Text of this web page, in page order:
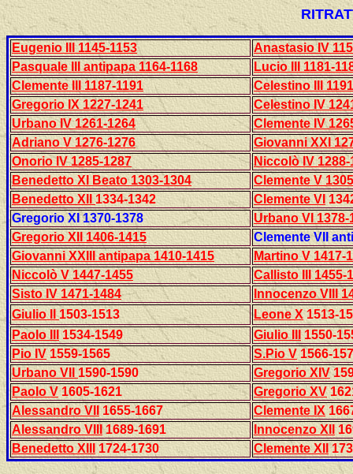
Eugenio III 1145-1153
Anastasio IV
Pasquale III antipapa 1164-1168
Lucio III 1181-
Clemente III 1187-1191
Celestino III
Gregorio IX 1227-1241
Celestino IV
Urbano IV 1261-1264
Clemente IV
Adriano V 1276-1276
Giovanni XXI
Onorio IV 1285-1287
Niccolò IV 1288-
Benedetto XI Beato 1303-1304
Clemente V
Benedetto XII 1334-1342 Clemente VI
Gregorio XI 1370-1378
Urbano VI 1378-
Gregorio XII 1406-1415
Clemente VII
Giovanni XXIII antipapa 1410-1415
Martino V 1417-
Niccolò V 1447-1455
Callisto III 1455-
Sisto IV 1471-1484
Innocenzo VIII
Giulio II1503-1513 Leone X1513-
Paolo III
1534-1549 Giulio III 1550-
Pio IV 1559-1565 S.Pio V 1566-
Urbano VII 1590-1590 Gregorio XIV
Paolo V1605-1621 Gregorio XV
Alessandro VII 1655-1667 Clemente IX
Alessandro VIII1689-1691 Innocenzo XII
Benedetto XIII
1724-1730 Clemente XII